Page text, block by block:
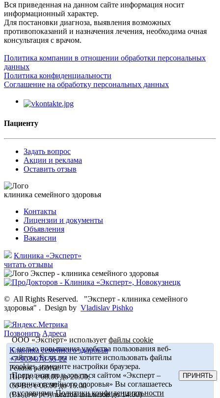
Вся приведенная на данном сайте информация носит
информационный характер.
Для постановки диагноза, выявления возможных
противопоказаний и назначения лечения, необходима очная
консультация с врачом.
Политика компании в отношении обработки персональных
данных
Политика конфиденциальности
Соглашение на обработку персональных данных
Пациенту
Задать вопрос
Акции и реклама
Оставить отзыв
клиника семейного здоровья
Контакты
Лицензии и документы
Объявления
Вакансии
Клиника «Эксперт»
читать отзывы
© All Rights Reserved.
"Эксперт - клиника семейного
здоровья" . Design by Vladislav Pishko
Позвонить Адреса
Клиника семейного здоровья
+7-903-070-55-22
Режим работы:
Пн-Пт: с 08.00 до 20.00,
Сб-Вс: с 08.00 до 16.00
(Выдача результатов анализов до 14.00)
ООО «Эксперт» используетфайлы cookie
с целью повышения удобства пользования веб-
сайтом. Если вы не хотите использовать файлы
cookies, измените настройки браузера.
Продолжая пользоваться сайтом «Эксперт –
клиника семейного здоровья» Вы соглашаетесь
с условиямиПолитики конфиденциальности
ПРИНЯТЬ